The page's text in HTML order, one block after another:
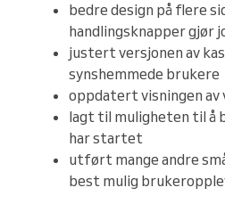
bedre design på flere
handlingsknapper gjør
justert versjonen av
synshemmede brukere
oppdatert visningen av
lagt til muligheten til å
har startet
utført mange andre
best mulig